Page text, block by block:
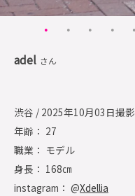
adel さん
渋谷 / 2025年10月03日撮影
年齢： 27
職業： モデル
身長： 168㎝
instagram： @Xdellia